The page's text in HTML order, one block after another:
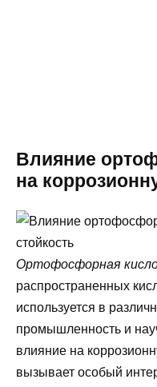
Влияние
на
Ортофосфорная
распространенных
используется в
промышленность и
влияние на
вызывает особый